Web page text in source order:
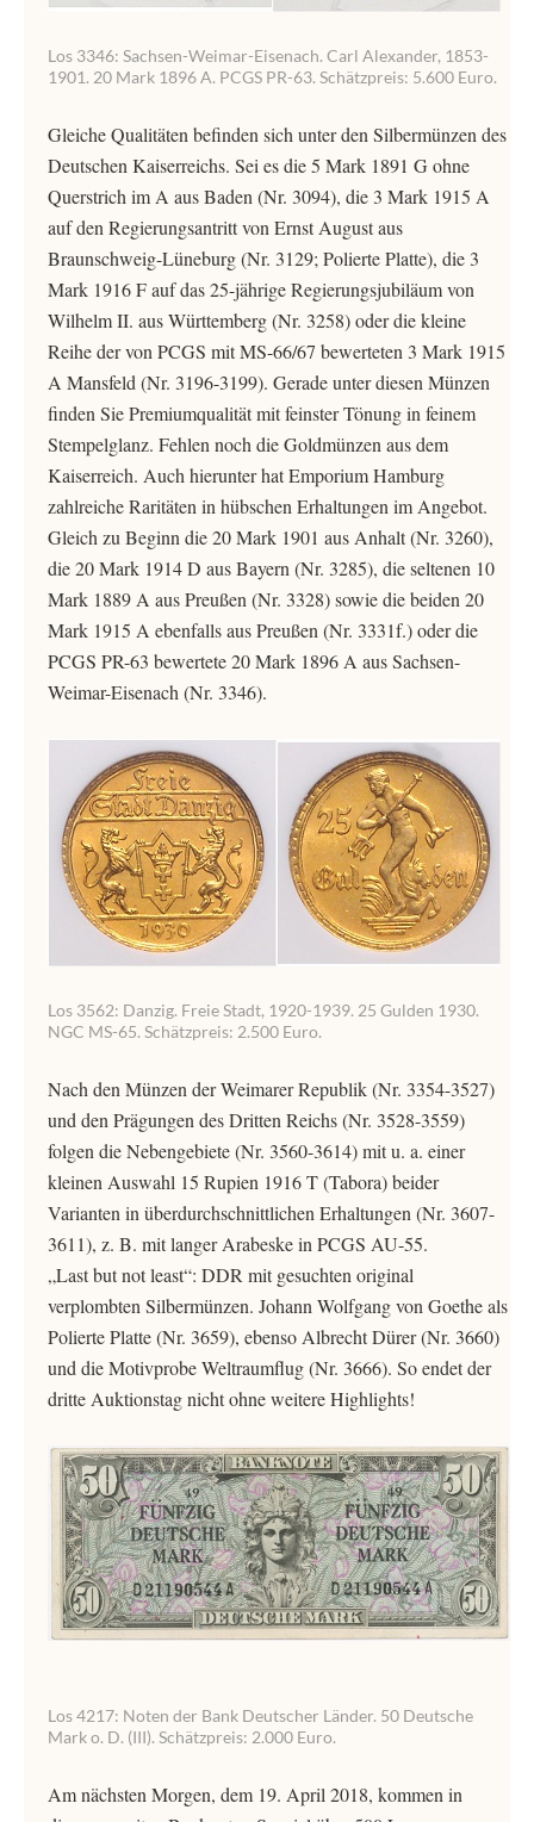
Los 3346: Sachsen-Weimar-Eisenach. Carl Alexander, 1853-
1901. 20 Mark 1896 A. PCGS PR-63. Schätzpreis: 5.600 Euro.
Gleiche Qualitäten befinden sich unter den Silbermünzen des
Deutschen Kaiserreichs. Sei es die 5 Mark 1891 G ohne
Querstrich im A aus Baden (Nr. 3094), die 3 Mark 1915 A
auf den Regierungsantritt von Ernst August aus
Braunschweig-Lüneburg (Nr. 3129; Polierte Platte), die 3
Mark 1916 F auf das 25-jährige Regierungsjubiläum von
Wilhelm II. aus Württemberg (Nr. 3258) oder die kleine
Reihe der von PCGS mit MS-66/67 bewerteten 3 Mark 1915
A Mansfeld (Nr. 3196-3199). Gerade unter diesen Münzen
finden Sie Premiumqualität mit feinster Tönung in feinem
Stempelglanz. Fehlen noch die Goldmünzen aus dem
Kaiserreich. Auch hierunter hat Emporium Hamburg
zahlreiche Raritäten in hübschen Erhaltungen im Angebot.
Gleich zu Beginn die 20 Mark 1901 aus Anhalt (Nr. 3260),
die 20 Mark 1914 D aus Bayern (Nr. 3285), die seltenen 10
Mark 1889 A aus Preußen (Nr. 3328) sowie die beiden 20
Mark 1915 A ebenfalls aus Preußen (Nr. 3331f.) oder die
PCGS PR-63 bewertete 20 Mark 1896 A aus Sachsen-
Weimar-Eisenach (Nr. 3346).
Los 3562: Danzig. Freie Stadt, 1920-1939. 25 Gulden 1930.
NGC MS-65. Schätzpreis: 2.500 Euro.
Nach den Münzen der Weimarer Republik (Nr. 3354-3527)
und den Prägungen des Dritten Reichs (Nr. 3528-3559)
folgen die Nebengebiete (Nr. 3560-3614) mit u. a. einer
kleinen Auswahl 15 Rupien 1916 T (Tabora) beider
Varianten in überdurchschnittlichen Erhaltungen (Nr. 3607-
3611), z. B. mit langer Arabeske in PCGS AU-55.
„Last but not least“: DDR mit gesuchten original
verplombten Silbermünzen. Johann Wolfgang von Goethe als
Polierte Platte (Nr. 3659), ebenso Albrecht Dürer (Nr. 3660)
und die Motivprobe Weltraumflug (Nr. 3666). So endet der
dritte Auktionstag nicht ohne weitere Highlights!
Los 4217: Noten der Bank Deutscher Länder. 50 Deutsche
Mark o. D. (III). Schätzpreis: 2.000 Euro.
Am nächsten Morgen, dem 19. April 2018, kommen in